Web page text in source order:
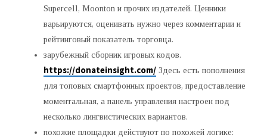
Supercell, Moonton и прочих издателей. Ценники
варьируются, оценивать нужно через комментарии и
рейтинговый показатель торговца.
зарубежный сборник игровых кодов.
https://donateinsight.com/Здесь есть пополнения
для топовых смартфонных проектов, предоставление
моментальная, а панель управления настроен под
несколько лингвистических вариантов.
похожие площадки действуют по похожей логике: